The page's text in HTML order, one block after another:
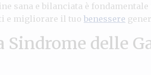
sana e bilanciata è
e migliorare il tuo benessere
Sindrome delle